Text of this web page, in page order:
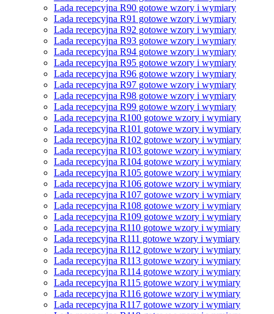
Lada recepcyjna R90 gotowe wzory i wymiary
Lada recepcyjna R91 gotowe wzory i wymiary
Lada recepcyjna R92 gotowe wzory i wymiary
Lada recepcyjna R93 gotowe wzory i wymiary
Lada recepcyjna R94 gotowe wzory i wymiary
Lada recepcyjna R95 gotowe wzory i wymiary
Lada recepcyjna R96 gotowe wzory i wymiary
Lada recepcyjna R97 gotowe wzory i wymiary
Lada recepcyjna R98 gotowe wzory i wymiary
Lada recepcyjna R99 gotowe wzory i wymiary
Lada recepcyjna R100 gotowe wzory i wymiary
Lada recepcyjna R101 gotowe wzory i wymiary
Lada recepcyjna R102 gotowe wzory i wymiary
Lada recepcyjna R103 gotowe wzory i wymiary
Lada recepcyjna R104 gotowe wzory i wymiary
Lada recepcyjna R105 gotowe wzory i wymiary
Lada recepcyjna R106 gotowe wzory i wymiary
Lada recepcyjna R107 gotowe wzory i wymiary
Lada recepcyjna R108 gotowe wzory i wymiary
Lada recepcyjna R109 gotowe wzory i wymiary
Lada recepcyjna R110 gotowe wzory i wymiary
Lada recepcyjna R111 gotowe wzory i wymiary
Lada recepcyjna R112 gotowe wzory i wymiary
Lada recepcyjna R113 gotowe wzory i wymiary
Lada recepcyjna R114 gotowe wzory i wymiary
Lada recepcyjna R115 gotowe wzory i wymiary
Lada recepcyjna R116 gotowe wzory i wymiary
Lada recepcyjna R117 gotowe wzory i wymiary